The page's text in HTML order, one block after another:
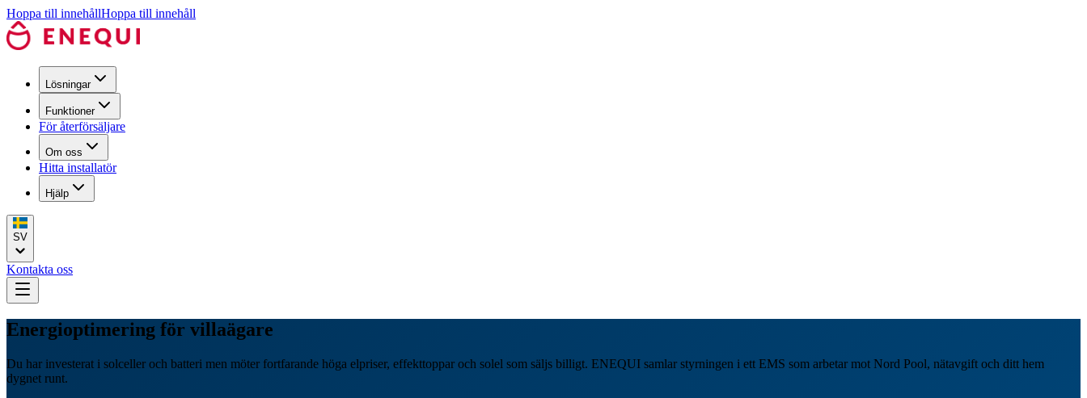
Hoppa till innehållHoppa till innehåll
Lösningar
Funktioner
För återförsäljare
Om oss
Hitta installatör
Hjälp
SV
Kontakta oss
Energioptimering för villaägare
Du har investerat i solceller och batteri men möter fortfarande höga elpriser, effekttoppar och solel som säljs billigt. ENEQUI samlar styrningen i ett EMS som arbetar mot Nord Pool, nätavgift och ditt hem
dygnet runt.